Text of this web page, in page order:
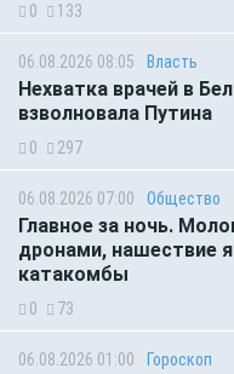
0 133
06.08.2026 08:05 Власть
Нехватка врачей в
взволновала Путина
0 297
06.08.2026 07:00 Общество
Главное за ночь.
дронами, нашествие
катакомбы
0 73
06.08.2026 01:00 Гороскоп